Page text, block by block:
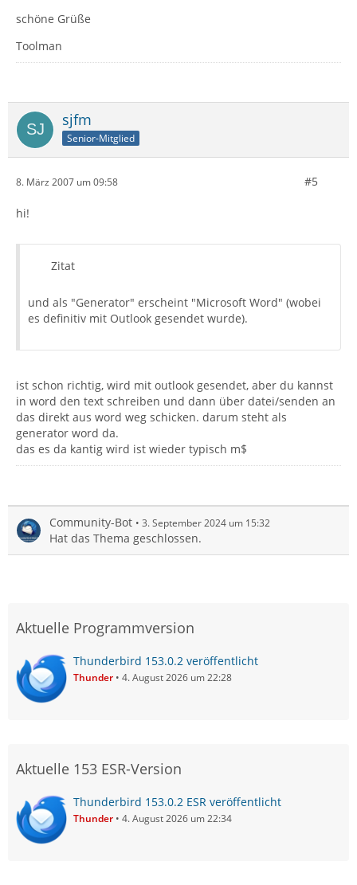
schöne Grüße
Toolman
sjfm
Senior-Mitglied
8. März 2007 um 09:58 #5
hi!
Zitat
und als "Generator" erscheint "Microsoft Word" (wobei
es definitiv mit Outlook gesendet wurde).
ist schon richtig, wird mit outlook gesendet, aber du kannst
in word den text schreiben und dann über datei/senden an
das direkt aus word weg schicken. darum steht als
generator word da.
das es da kantig wird ist wieder typisch m$
Community-Bot 3. September 2024 um 15:32
Hat das Thema geschlossen.
Aktuelle Programmversion
Thunderbird 153.0.2 veröffentlicht
Thunder 4. August 2026 um 22:28
Aktuelle 153 ESR-Version
Thunderbird 153.0.2 ESR veröffentlicht
Thunder 4. August 2026 um 22:34